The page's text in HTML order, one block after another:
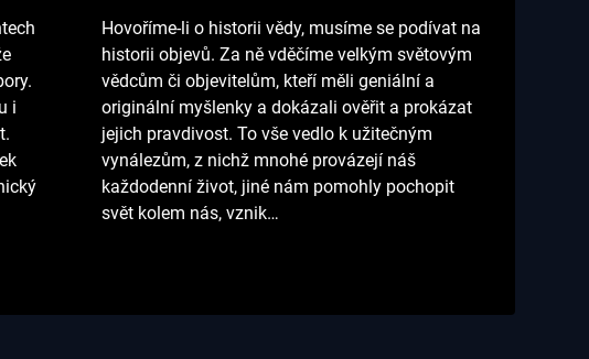
i
Hovoříme-li o historii vědy, musíme se podívat na
historii objevů. Za ně vděčíme velkým světovým
vědcům či objevitelům, kteří měli geniální a
originální myšlenky a dokázali ověřit a prokázat
jejich pravdivost. To vše vedlo k užitečným
vynálezům, z nichž mnohé provázejí náš
každodenní život, jiné nám pomohly pochopit
svět kolem nás, vznik…